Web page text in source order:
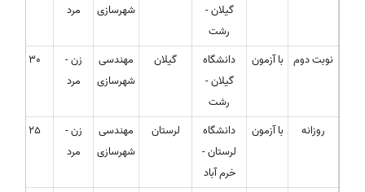
گیلان -
رشت
شهرسازی
مرد
نوبت دوم با آزمون
دانشگاه
گیلان -
رشت
گیلان
مهندسی
شهرسازی
زن -
مرد
30
روزانه با آزمون
دانشگاه
لرستان -
خرم آباد
لرستان
مهندسی
شهرسازی
زن -
مرد
25